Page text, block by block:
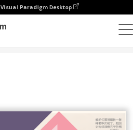
Visual Paradigm Desktop